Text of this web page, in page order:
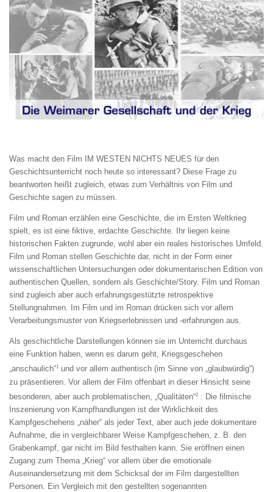
Was macht den Film IM WESTEN NICHTS NEUES für den
Geschichtsunterricht noch heute so interessant? Diese Frage zu
beantworten heißt zugleich, etwas zum Verhältnis von Film und
Geschichte sagen zu müssen.
Film und Roman erzählen eine Geschichte, die im Ersten Weltkrieg
spielt, es ist eine fiktive, erdachte Geschichte. Ihr liegen keine
historischen Fakten zugrunde, wohl aber ein reales historisches Umfeld.
Film und Roman stellen Geschichte dar, nicht in der Form einer
wissenschaftlichen Untersuchungen oder dokumentarischen Edition von
authentischen Quellen, sondern als Geschichte/Story. Film und Roman
sind zugleich aber auch erfahrungsgestützte retrospektive
Stellungnahmen. Im Film und im Roman drücken sich vor allem
Verarbeitungsmuster von Kriegserlebnissen und -erfahrungen aus.
Als geschichtliche Darstellungen können sie im Unterricht durchaus
eine Funktion haben, wenn es darum geht, Kriegsgeschehen
„anschaulich“1 und vor allem authentisch (im Sinne von „glaubwürdig“)
zu präsentieren. Vor allem der Film offenbart in dieser Hinsicht seine
besonderen, aber auch problematischen, „Qualitäten“2 : Die filmische
Inszenierung von Kampfhandlungen ist der Wirklichkeit des
Kampfgeschehens „näher“ als jeder Text, aber auch jede dokumentare
Aufnahme, die in vergleichbarer Weise Kampfgeschehen, z. B. den
Grabenkampf, gar nicht im Bild festhalten kann. Sie eröffnen einen
Zugang zum Thema „Krieg“ vor allem über die emotionale
Auseinandersetzung mit dem Schicksal der im Film dargestellten
Personen. Ein Vergleich mit den gestellten sogenannten